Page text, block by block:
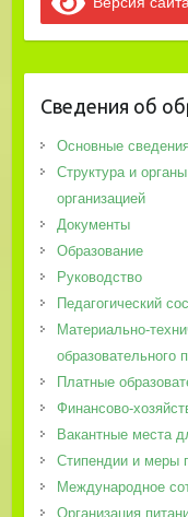
Сведения об
Основные
Структура и
организацией
Документы
Образование
Руководство
Педагогический
Материально-
образовательного
Платные
Финансово-
Вакантные места
Стипендии и меры
Международное
Организация